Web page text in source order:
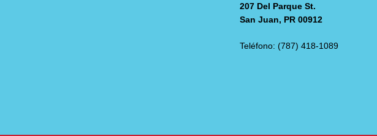
207 Del Parque St.
San Juan, PR 00912
Teléfono: (787) 418-1089